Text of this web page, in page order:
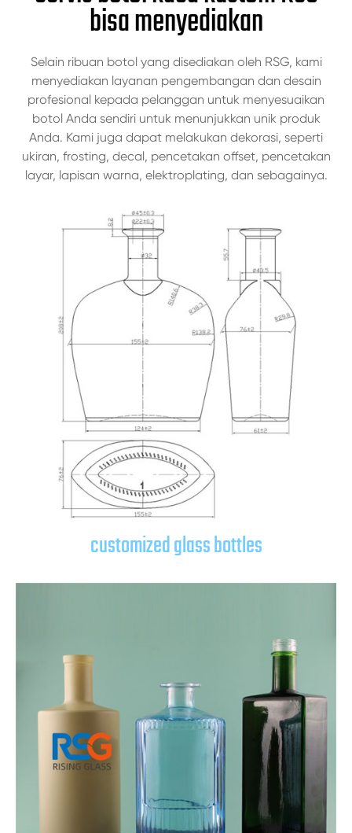
bisa menyediakan
Selain ribuan botol yang disediakan oleh RSG, kami
menyediakan layanan pengembangan dan desain
profesional kepada pelanggan untuk menyesuaikan
botol Anda sendiri untuk menunjukkan unik produk
Anda. Kami juga dapat melakukan dekorasi, seperti
ukiran, frosting, decal, pencetakan offset, pencetakan
layar, lapisan warna, elektroplating, dan sebagainya.
customized glass bottles